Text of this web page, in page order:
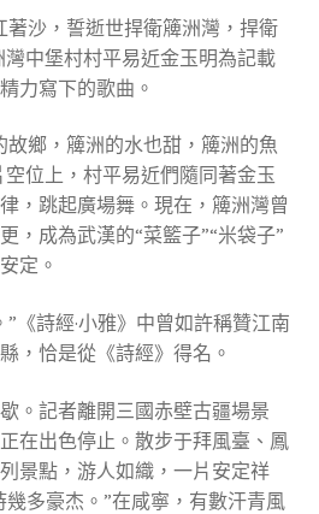
著沙，誓逝世捍衛簰洲灣，捍衛
中堡村村平易近金玉明為記載
力寫下的歌曲。
故鄉，簰洲的水也甜，簰洲的魚
位上，村平易近們隨同著金玉
，跳起廣場舞。現在，簰洲灣曾
，成為武漢的“菜籃子”“米袋子”
定。
《詩經·小雅》中曾如許稱贊江南
，恰是從《詩經》得名。
。記者離開三國赤壁古疆場景
在出色停止。散步于拜風臺、鳳
景點，游人如織，一片安定祥
多豪杰。”在咸寧，有數汗青風